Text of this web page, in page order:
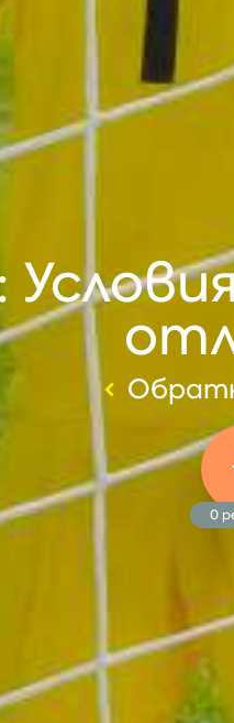
0